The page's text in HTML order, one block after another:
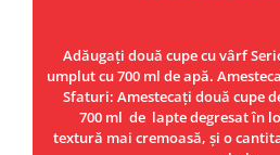
Adăugați două cupe cu vârf
umplut cu 700 ml de apă.
Sfaturi: Amestecați două cupe
700 ml de lapte degresat în
textură mai cremoasă, și o